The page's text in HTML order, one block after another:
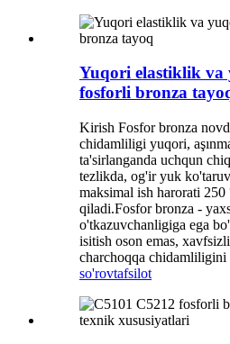
Yuqori elastiklik
fosforli bronza
Kirish Fosfor bronza
chidamliligi yuqori,
ta'sirlanganda uchqun
tezlikda, og'ir yuk
maksimal ish harorati 250
qiladi.Fosfor bronza -
o'tkazuvchanligiga ega
isitish oson emas,
charchoqqa chidamliligini
so'rovtafsilot